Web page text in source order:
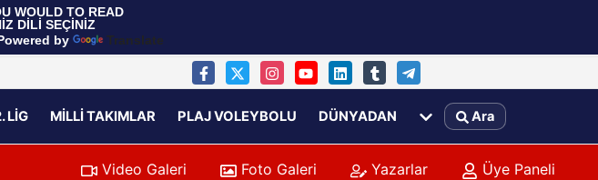
WOULD TO READ
DİLİ SEÇİNİZ
by
Translate
LIG MILLI TAKIMLAR PLAJ VOLEYBOLU DÜNYADAN Ara
Video Galeri Foto Galeri Yazarlar Üye Paneli